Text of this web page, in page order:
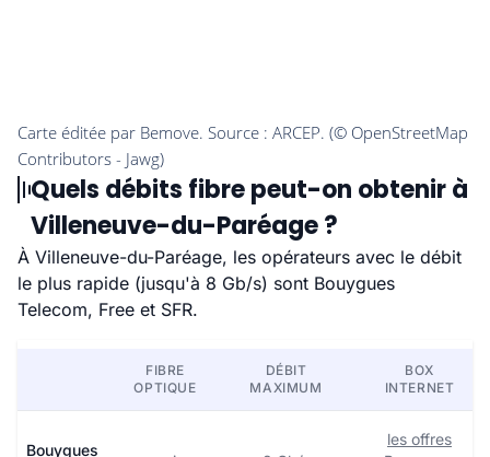
Quels débits fibre peut-on obtenir à
Villeneuve-du-Paréage ?
À Villeneuve-du-Paréage, les opérateurs avec le débit
le plus rapide (jusqu'à 8 Gb/s) sont Bouygues
Telecom, Free et SFR.
FIBRE
OPTIQUE
DÉBIT
MAXIMUM
BOX
INTERNET
Bouygues
les offres